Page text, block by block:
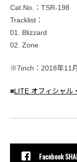
Cat.No.：TSR-198
Tracklist：
01. Blizzard
02. Zone
※7inch：2018年11
■LITE オフィシャル
Facebook